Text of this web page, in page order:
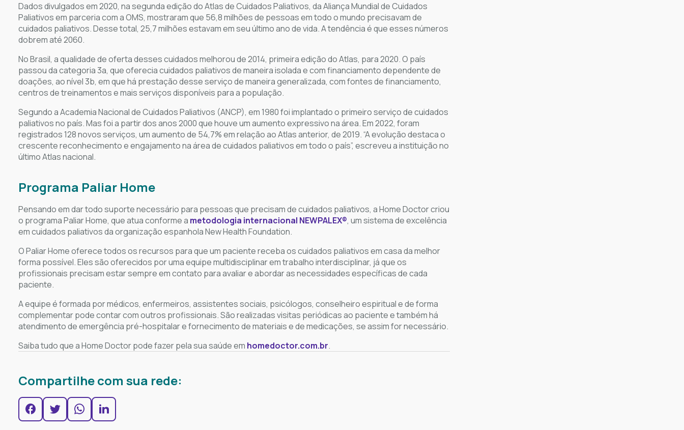
Dados divulgados em 2020, na segunda edição do Atlas de Cuidados Paliativos, da Aliança Mundial de Cuidados
Paliativos em parceria com a OMS, mostraram que 56,8 milhões de pessoas em todo o mundo precisavam de
cuidados paliativos. Desse total, 25,7 milhões estavam em seu último ano de vida. A tendência é que esses números
dobrem até 2060.
No Brasil, a qualidade de oferta desses cuidados melhorou de 2014, primeira edição do Atlas, para 2020. O país
passou da categoria 3a, que oferecia cuidados paliativos de maneira isolada e com financiamento dependente de
doações, ao nível 3b, em que há prestação desse serviço de maneira generalizada, com fontes de financiamento,
centros de treinamentos e mais serviços disponíveis para a população.
Segundo a Academia Nacional de Cuidados Paliativos (ANCP), em 1980 foi implantado o primeiro serviço de cuidados
paliativos no país. Mas foi a partir dos anos 2000 que houve um aumento expressivo na área. Em 2022, foram
registrados 128 novos serviços, um aumento de 54,7% em relação ao Atlas anterior, de 2019. “A evolução destaca o
crescente reconhecimento e engajamento na área de cuidados paliativos em todo o país”, escreveu a instituição no
último Atlas nacional.
Programa Paliar Home
Pensando em dar todo suporte necessário para pessoas que precisam de cuidados paliativos, a Home Doctor criou
o programa Paliar Home, que atua conforme a metodologia internacional NEWPALEX®️, um sistema de excelência
em cuidados paliativos da organização espanhola New Health Foundation.
O Paliar Home oferece todos os recursos para que um paciente receba os cuidados paliativos em casa da melhor
forma possível. Eles são oferecidos por uma equipe multidisciplinar em trabalho interdisciplinar, já que os
profissionais precisam estar sempre em contato para avaliar e abordar as necessidades específicas de cada
paciente.
A equipe é formada por médicos, enfermeiros, assistentes sociais, psicólogos, conselheiro espiritual e de forma
complementar pode contar com outros profissionais. São realizadas visitas periódicas ao paciente e também há
atendimento de emergência pré-hospitalar e fornecimento de materiais e de medicações, se assim for necessário.
Saiba tudo que a Home Doctor pode fazer pela sua saúde em homedoctor.com.br.
Compartilhe com sua rede: